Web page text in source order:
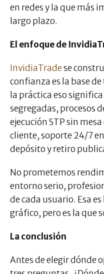
en redes y la que más
largo plazo.
El enfoque de
InvidiaTradese
confianza es la base
la práctica eso
segregadas, procesos
ejecución STP sin
cliente, soporte 24/7
depósito y retiro
No prometemos
entorno serio,
de cada usuario. Esa es
gráfico, pero es la que
La conclusión
Antes de elegir dónde